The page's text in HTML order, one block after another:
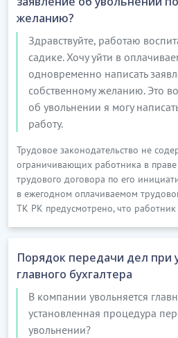
желанию?
Здравствуйте, работаю
садике. Хочу уйти в
одновременно написать
собственному желанию. Это
об увольнении я могу
работу.
Трудовое законодательство не
ограничивающих работника в
трудового договора по его
в ежегодном оплачиваемом
ТК РК предусмотрено, что работник
Порядок передачи дел при
главного бухгалтера
В компании увольняется
установленная процедура
увольнении?